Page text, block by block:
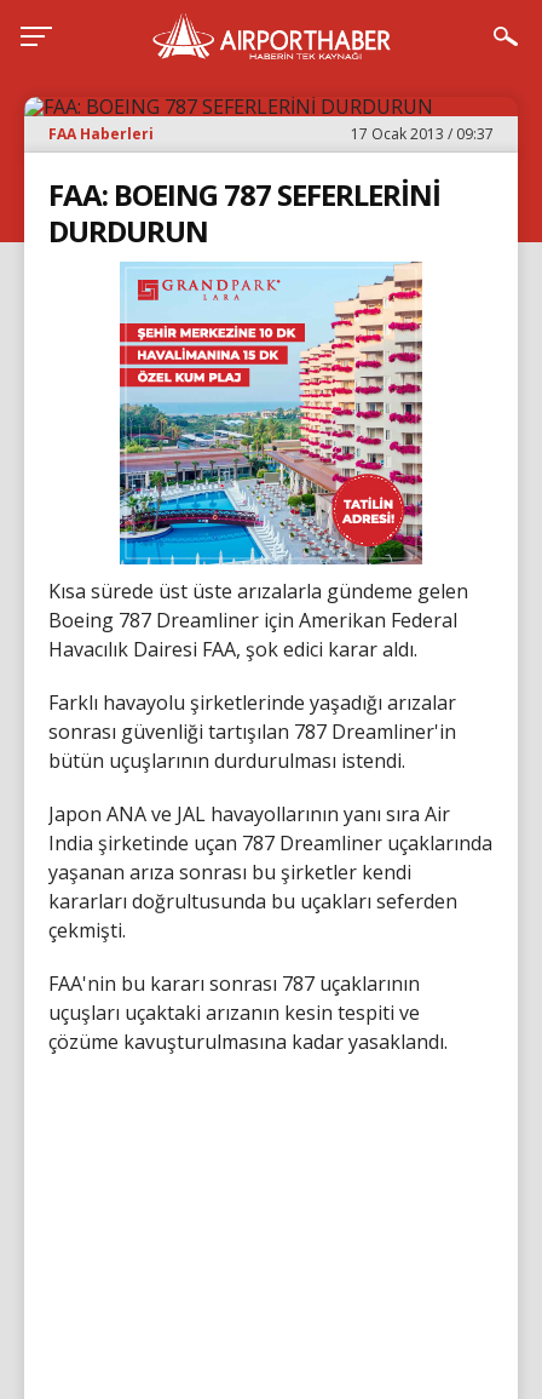
FAA Haberleri 17 Ocak 2013 / 09:37
FAA: BOEING 787 SEFERLERİNİ
DURDURUN
Kısa sürede üst üste arızalarla gündeme gelen
Boeing 787 Dreamliner için Amerikan Federal
Havacılık Dairesi FAA, şok edici karar aldı.
Farklı havayolu şirketlerinde yaşadığı arızalar
sonrası güvenliği tartışılan 787 Dreamliner'in
bütün uçuşlarının durdurulması istendi.
Japon ANA ve JAL havayollarının yanı sıra Air
India şirketinde uçan 787 Dreamliner uçaklarında
yaşanan arıza sonrası bu şirketler kendi
kararları doğrultusunda bu uçakları seferden
çekmişti.
FAA'nin bu kararı sonrası 787 uçaklarının
uçuşları uçaktaki arızanın kesin tespiti ve
çözüme kavuşturulmasına kadar yasaklandı.